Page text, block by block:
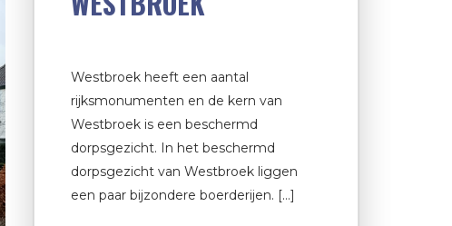
Westbroek heeft een aantal
rijksmonumenten en de kern van
Westbroek is een beschermd
dorpsgezicht. In het beschermd
dorpsgezicht van Westbroek liggen
een paar bijzondere boerderijen. […]